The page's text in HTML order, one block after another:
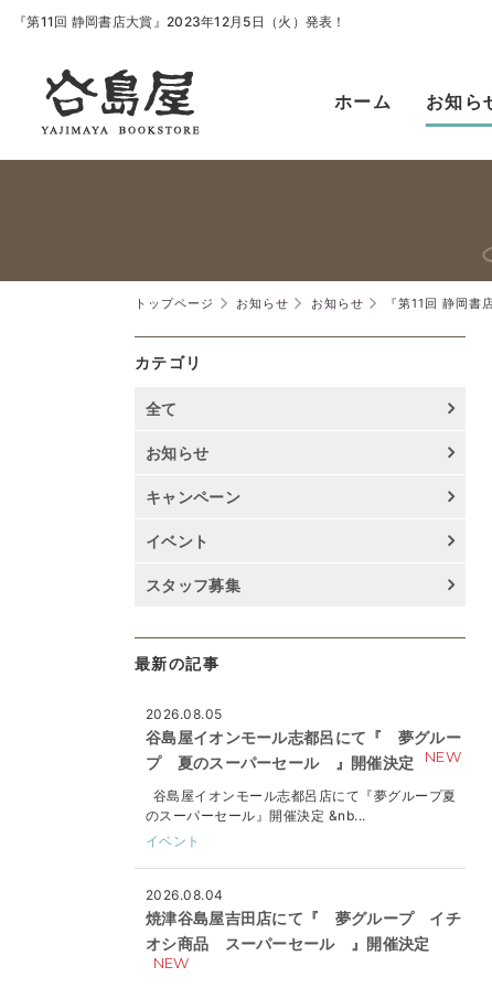
『第11回 静岡書店大賞』2023年12月5日（火）発表！
ホーム お知ら
トップページ お知らせ お知らせ 『第11回 静岡
カテゴリ
全て
お知らせ
キャンペーン
イベント
スタッフ募集
最新の記事
2026.08.05
谷島屋イオンモール志都呂にて『 夢グルー
プ 夏のスーパーセール 』開催決定
NEW
谷島屋イオンモール志都呂店にて『夢グループ夏
のスーパーセール』開催決定 &nb...
イベント
2026.08.04
焼津谷島屋吉田店にて『 夢グループ イチ
オシ商品 スーパーセール 』開催決定
NEW